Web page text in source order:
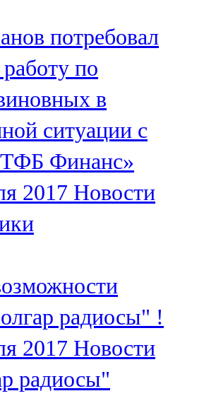
потребовал
по
в
ситуации с
Финанс»
2017 Новости
радиосы" !
2017 Новости
радиосы"